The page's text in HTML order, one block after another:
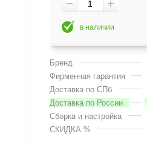
в наличии
Бренд
Фирменная гарантия
Доставка по СПб
Доставка по России
Сборка и настройка
СКИДКА %